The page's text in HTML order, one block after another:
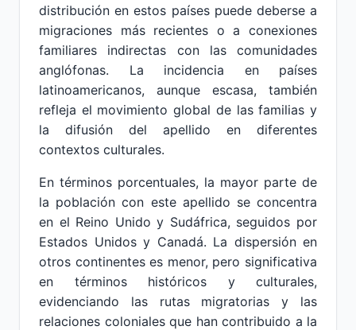
distribución en estos países puede deberse a
migraciones más recientes o a conexiones
familiares indirectas con las comunidades
anglófonas. La incidencia en países
latinoamericanos, aunque escasa, también
refleja el movimiento global de las familias y
la difusión del apellido en diferentes
contextos culturales.
En términos porcentuales, la mayor parte de
la población con este apellido se concentra
en el Reino Unido y Sudáfrica, seguidos por
Estados Unidos y Canadá. La dispersión en
otros continentes es menor, pero significativa
en términos históricos y culturales,
evidenciando las rutas migratorias y las
relaciones coloniales que han contribuido a la